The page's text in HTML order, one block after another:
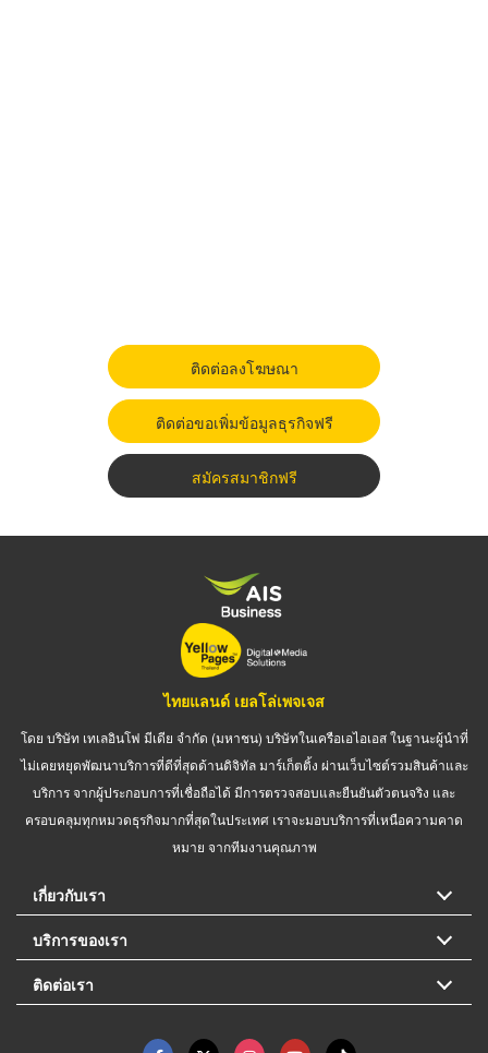
ติดต่อลงโฆษณา
ติดต่อขอเพิ่มข้อมูลธุรกิจฟรี
สมัครสมาชิกฟรี
ไทยแลนด์ เยลโล่เพจเจส
โดย บริษัท เทเลอินโฟ มีเดีย จำกัด (มหาชน) บริษัทในเครือเอไอเอส ในฐานะผู้นำที่
ไม่เคยหยุดพัฒนาบริการที่ดีที่สุดด้านดิจิทัล มาร์เก็ตติ้ง ผ่านเว็บไซต์รวมสินค้าและ
บริการ จากผู้ประกอบการที่เชื่อถือได้ มีการตรวจสอบและยืนยันตัวตนจริง และ
ครอบคลุมทุกหมวดธุรกิจมากที่สุดในประเทศ เราจะมอบบริการที่เหนือความคาด
หมาย จากทีมงานคุณภาพ
เกี่ยวกับเรา
บริการของเรา
ติดต่อเรา